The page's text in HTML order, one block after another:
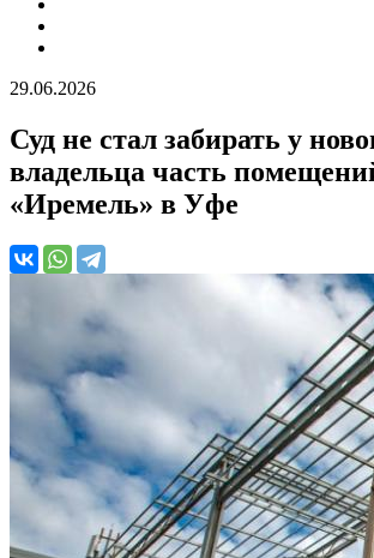
29.06.2026
Суд не стал забирать у
владельца часть
«Иремель» в Уфе